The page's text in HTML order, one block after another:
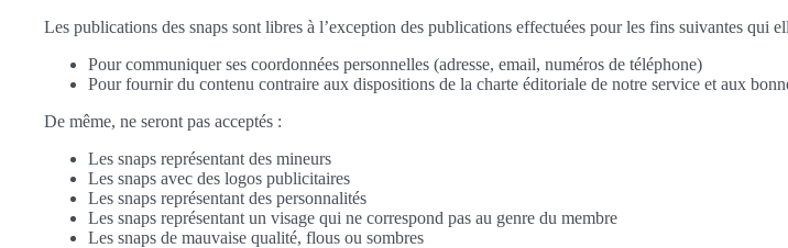
Les publications des snaps sont libres à l’exception des publications effectuées pour les fins suivantes qui
Pour communiquer ses coordonnées personnelles (adresse, email, numéros de téléphone)
Pour fournir du contenu contraire aux dispositions de la charte éditoriale de notre service et aux
De même, ne seront pas acceptés :
Les snaps représentant des mineurs
Les snaps avec des logos publicitaires
Les snaps représentant des personnalités
Les snaps représentant un visage qui ne correspond pas au genre du membre
Les snaps de mauvaise qualité, flous ou sombres